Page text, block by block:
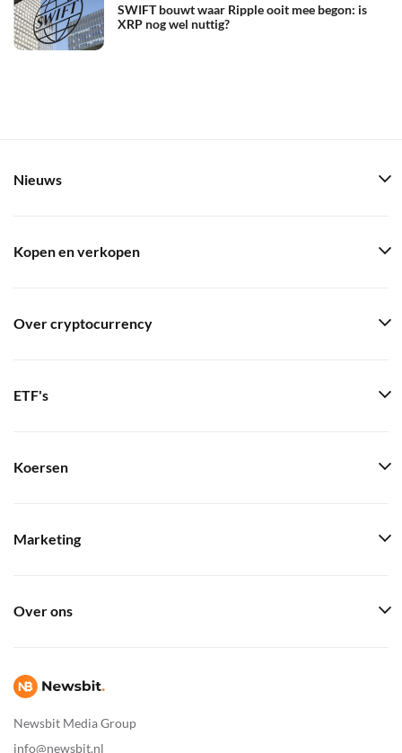
SWIFT bouwt waar Ripple ooit mee begon: is
XRP nog wel nuttig?
Newsbit Media Group
info@newsbit.nl
Nieuws
Kopen en verkopen
Over cryptocurrency
ETF's
Koersen
Marketing
Over ons